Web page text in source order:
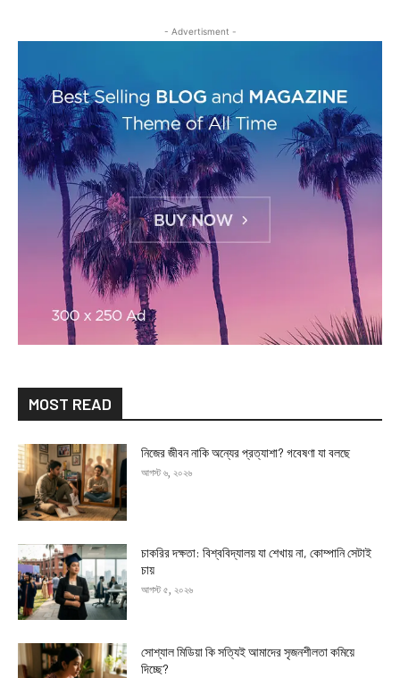
- Advertisment -
MOST READ
নিজের জীবন নাকি অন্যের প্রত্যাশা? গবেষণা যা বলছে
আগস্ট ৬, ২০২৬
চাকরির দক্ষতা: বিশ্ববিদ্যালয় যা শেখায় না, কোম্পানি সেটাই
চায়
আগস্ট ৫, ২০২৬
সোশ্যাল মিডিয়া কি সত্যিই আমাদের সৃজনশীলতা কমিয়ে
দিচ্ছে?